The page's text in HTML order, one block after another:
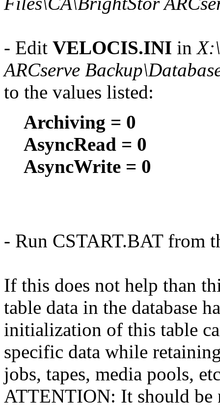
- Edit VELOCIS.INI in
ARCserve
to the values listed:
Archiving = 0
AsyncRead = 0
AsyncWrite = 0
- Run CSTART.BAT from
If this does not help than
table data in the database
initialization of this table
specific data while
jobs, tapes, media pools,
ATTENTION: It should be